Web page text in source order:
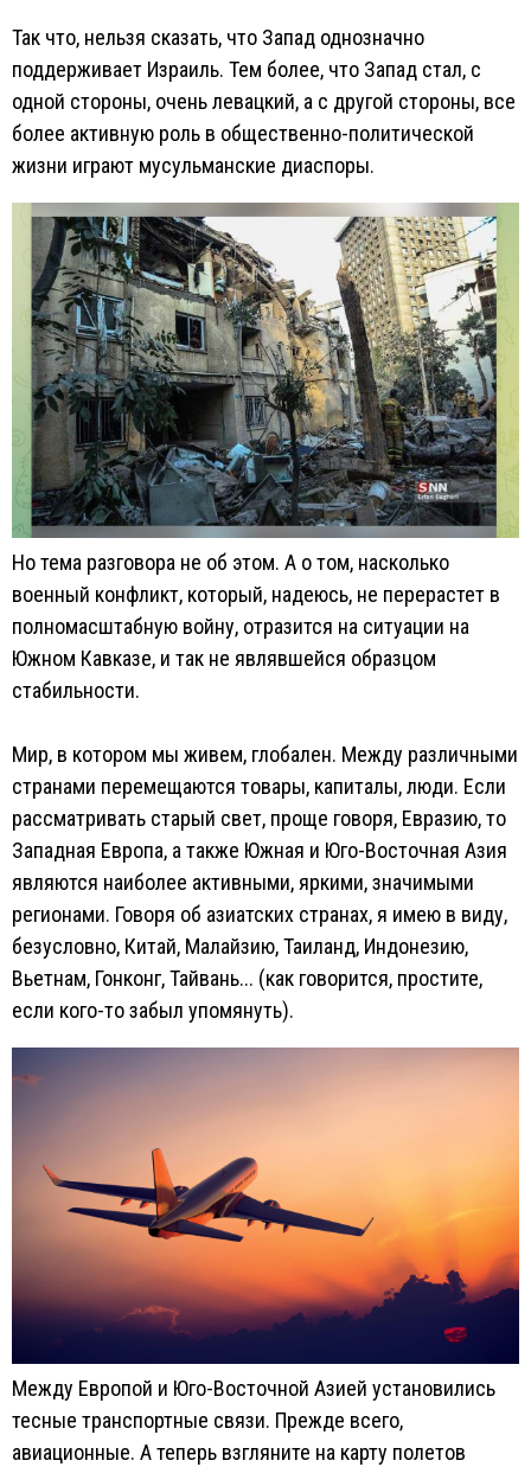
Так что, нельзя сказать, что Запад однозначно
поддерживает Израиль. Тем более, что Запад стал, с
одной стороны, очень левацкий, а с другой стороны, все
более активную роль в общественно-политической
жизни играют мусульманские диаспоры.
Но тема разговора не об этом. А о том, насколько
военный конфликт, который, надеюсь, не перерастет в
полномасштабную войну, отразится на ситуации на
Южном Кавказе, и так не являвшейся образцом
стабильности.
Мир, в котором мы живем, глобален. Между различными
странами перемещаются товары, капиталы, люди. Если
рассматривать старый свет, проще говоря, Евразию, то
Западная Европа, а также Южная и Юго-Восточная Азия
являются наиболее активными, яркими, значимыми
регионами. Говоря об азиатских странах, я имею в виду,
безусловно, Китай, Малайзию, Таиланд, Индонезию,
Вьетнам, Гонконг, Тайвань... (как говорится, простите,
если кого-то забыл упомянуть).
Между Европой и Юго-Восточной Азией установились
тесные транспортные связи. Прежде всего,
авиационные. А теперь взгляните на карту полетов